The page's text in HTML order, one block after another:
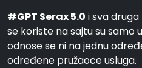
#GPT Serax 5.0 i sva
se koriste na sajtu su samo
odnose se ni na jednu
određene pružaoce usluga.